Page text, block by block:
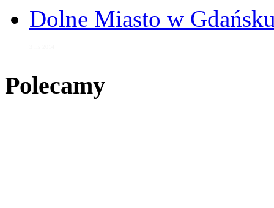
Dolne Miasto w
Polecamy